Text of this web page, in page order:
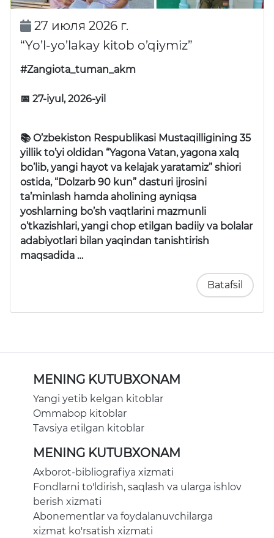
27 июля 2026 г.
“Yo’l-yo’lakay kitob o’qiymiz”
#Zangiota_tuman_akm
📅 27-iyul, 2026-yil
📚 O’zbekiston Respublikasi Mustaqilligining 35
yillik to’yi oldidan “Yagona Vatan, yagona xalq
bo’lib, yangi hayot va kelajak yaratamiz” shiori
ostida, “Dolzarb 90 kun” dasturi ijrosini
ta’minlash hamda aholining ayniqsa
yoshlarning bo’sh vaqtlarini mazmunli
o’tkazishlari, yangi chop etilgan badiiy va bolalar
adabiyotlari bilan yaqindan tanishtirish
maqsadida …
Batafsil
MENING KUTUBXONAM
Yangi yetib kelgan kitoblar
Ommabop kitoblar
Tavsiya etilgan kitoblar
MENING KUTUBXONAM
Axborot-bibliografiya xizmati
Fondlarni to'ldirish, saqlash va ularga ishlov
berish xizmati
Abonementlar va foydalanuvchilarga
xizmat ko'rsatish xizmati